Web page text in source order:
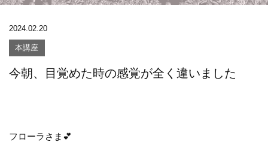
2024.02.20
本講座
今朝、目覚めた時の感覚が全く違いました
フローラさま💕